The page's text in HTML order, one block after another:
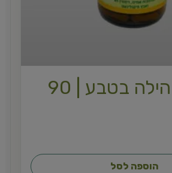
אפוד X | הילה בטבע | 90
הוספה לסל